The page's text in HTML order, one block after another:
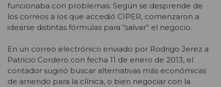
funcionaba con problemas. Según se desprende de
los correos a los que accedió CIPER, comenzaron a
idearse distintas fórmulas para “salvar” el negocio.
En un correo electrónico enviado por Rodrigo Jerez a
Patricio Cordero con fecha 11 de enero de 2013, el
contador sugirió buscar alternativas más económicas
de arriendo para la clínica, o bien negociar con la